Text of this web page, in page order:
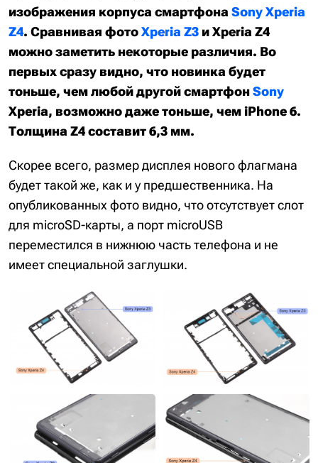
изображения корпуса смартфона Sony Xperia
Z4. Сравнивая фотоXperia Z3 и Xperia Z4
можно заметить некоторые различия. Во
первых сразу видно, что новинка будет
тоньше, чем любой другой смартфонSony
Xperia, возможно даже тоньше, чем iPhone 6.
Толщина Z4 составит 6,3 мм.
Скорее всего, размер дисплея нового флагмана
будет такой же, как и у предшественника. На
опубликованных фото видно, что отсутствует слот
для microSD-карты, а порт microUSB
переместился в нижнюю часть телефона и не
имеет специальной заглушки.